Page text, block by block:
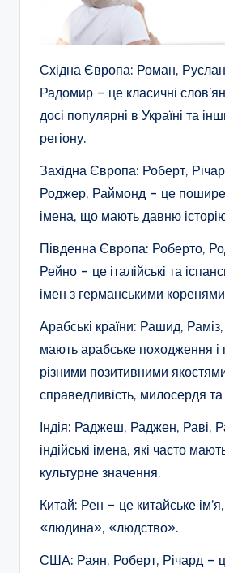
Східна Європа: Роман,
Радомир – це класичні
досі популярні в Україні та
регіону.
Західна Європа: Роберт,
Роджер, Раймонд – це
імена, що мають давню
Південна Європа: Роберто,
Рейно – це італійські та
імен з германськими
Арабські країни: Рашид,
мають арабське походження і
різними позитивними
справедливість, милосердя
Індія: Раджеш, Раджен, Раві,
індійські імена, які часто
культурне значення.
Китай: Рен – це китайське
«людина», «людство».
США: Раян, Роберт, Річард –